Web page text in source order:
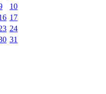
10
17
24
31